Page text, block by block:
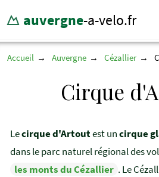
auvergne-a-velo.fr
Accueil Auvergne Cézallier
Cirque
Lecirque d'Artoutest uncirque
dans le parc naturel régional des
les monts du Cézallier . Le